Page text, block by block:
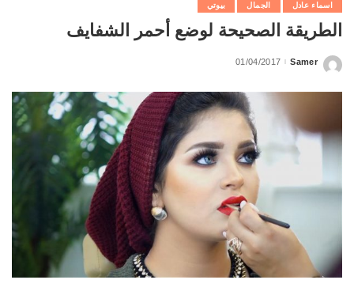
اسماء عادل الجمال بيوتي
الطريقة الصحيحة لوضع أحمر الشفايف
Posted
Samer
01/04/2017